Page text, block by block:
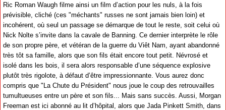
Ric Roman Waugh filme ainsi un film d’action pour les nuls, à la fois
prévisible, cliché (ces "méchants" russes ne sont jamais bien loin) et
incohérent, où seul un passage se démarque de tout le reste, soit celui où
Nick Nolte s’invite dans la cavale de Banning. Ce dernier interprète le rôle
de son propre père, et vétéran de la guerre du Viêt Nam, ayant abandonné
très tôt sa famille, alors que son fils était encore tout petit. Névrosé et
isolé dans les bois, il sera alors responsable d’une séquence explosive
plutôt très rigolote, à défaut d’être impressionnante. Vous aurez donc
compris que "La Chute du Président" nous joue le coup des retrouvailles
tumultueuses entre un père et son fils... Mais sans succès. Aussi, Morgan
Freeman est ici abonné au lit d’hôpital, alors que Jada Pinkett Smith, dans